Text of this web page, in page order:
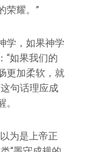
荣耀。”
学，如果神学
“如果我们的
更加柔软，就
句话理应成
为是上帝正